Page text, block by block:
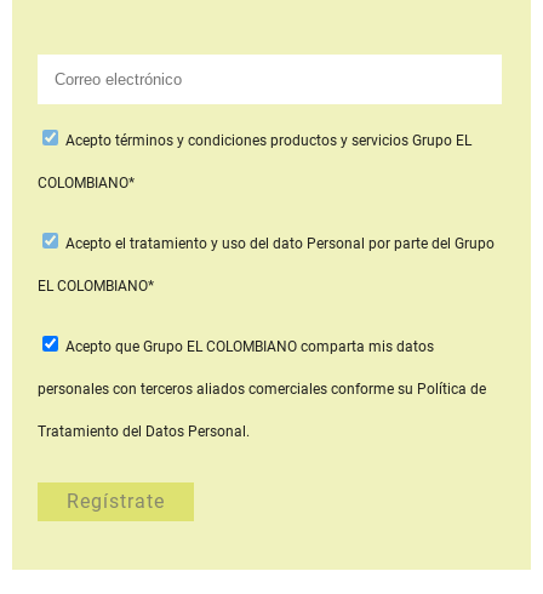
Aceptotérminos y condiciones productos y serviciosGrupo EL
COLOMBIANO*
Acepto el tratamiento y uso del dato Personal por parte del Grupo
EL COLOMBIANO*
Acepto que Grupo EL COLOMBIANOcomparta mis datos
personales con terceros aliados comerciales conforme su Política de
Tratamiento del Datos Personal.